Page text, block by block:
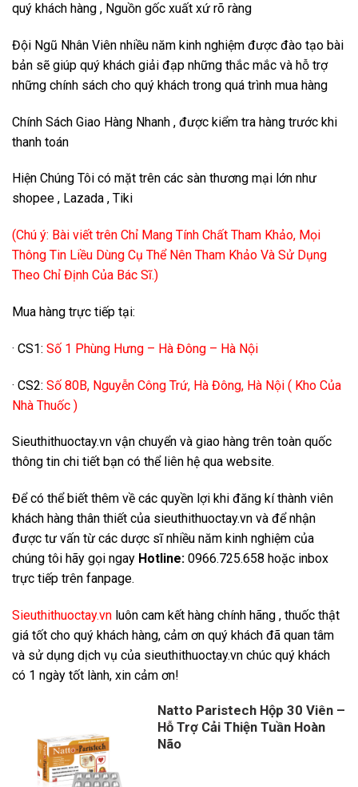
quý khách hàng , Nguồn gốc xuất xứ rõ ràng
Đội Ngũ Nhân Viên nhiều năm kinh nghiệm được đào tạo bài
bản sẽ giúp quý khách giải đạp những thắc mắc và hỗ trợ
những chính sách cho quý khách trong quá trình mua hàng
Chính Sách Giao Hàng Nhanh , được kiểm tra hàng trước khi
thanh toán
Hiện Chúng Tôi có mặt trên các sàn thương mại lớn như
shopee , Lazada , Tiki
(Chú ý: Bài viết trên Chỉ Mang Tính Chất Tham Khảo, Mọi
Thông Tin Liều Dùng Cụ Thể Nên Tham Khảo Và Sử Dụng
Theo Chỉ Định Của Bác Sĩ.)
Mua hàng trực tiếp tại:
· CS1: Số 1 Phùng Hưng – Hà Đông – Hà Nội
· CS2: Số 80B, Nguyễn Công Trứ, Hà Đông, Hà Nội ( Kho Của
Nhà Thuốc )
Sieuthithuoctay.vn vận chuyển và giao hàng trên toàn quốc
thông tin chi tiết bạn có thể liên hệ qua website.
Để có thể biết thêm về các quyền lợi khi đăng kí thành viên
khách hàng thân thiết của sieuthithuoctay.vn và để nhận
được tư vấn từ các dược sĩ nhiều năm kinh nghiệm của
chúng tôi hãy gọi ngay Hotline: 0966.725.658 hoặc inbox
trực tiếp trên fanpage.
Sieuthithuoctay.vn luôn cam kết hàng chính hãng , thuốc thật
giá tốt cho quý khách hàng, cảm ơn quý khách đã quan tâm
và sử dụng dịch vụ của sieuthithuoctay.vn chúc quý khách
có 1 ngày tốt lành, xin cảm ơn!
Natto Paristech Hộp 30 Viên –
Hỗ Trợ Cải Thiện Tuần Hoàn
Não